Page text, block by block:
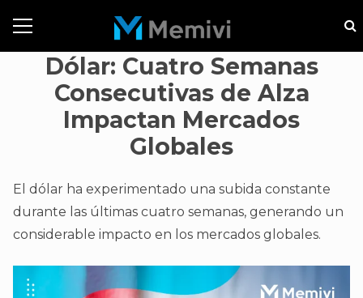
Dólar: Cuatro Semanas
Consecutivas de Alza
Impactan Mercados
Globales
El dólar ha experimentado una subida constante
durante las últimas cuatro semanas, generando un
considerable impacto en los mercados globales.